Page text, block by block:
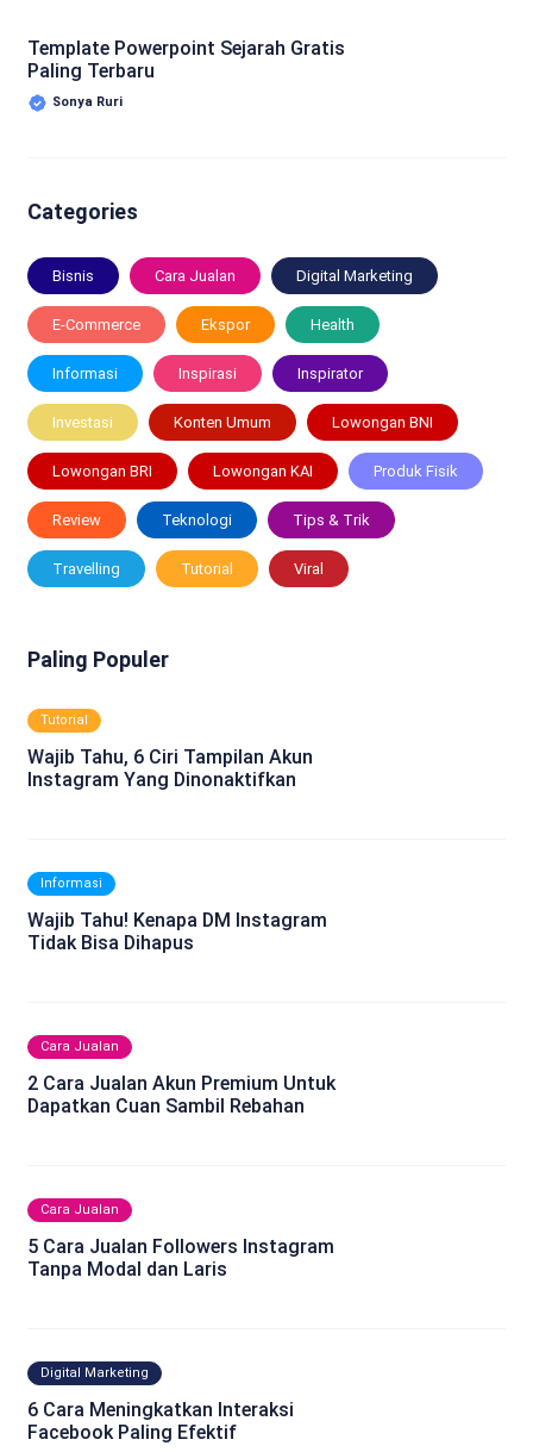
Template Powerpoint Sejarah Gratis
Paling Terbaru
Sonya Ruri
Categories
Bisnis Cara Jualan Digital Marketing
E-Commerce Ekspor Health
Informasi Inspirasi Inspirator
Investasi Konten Umum Lowongan BNI
Lowongan BRI Lowongan KAI Produk Fisik
Review Teknologi Tips & Trik
Travelling Tutorial Viral
Paling Populer
Tutorial
Wajib Tahu, 6 Ciri Tampilan Akun
Instagram Yang Dinonaktifkan
Informasi
Wajib Tahu! Kenapa DM Instagram
Tidak Bisa Dihapus
Cara Jualan
2 Cara Jualan Akun Premium Untuk
Dapatkan Cuan Sambil Rebahan
Cara Jualan
5 Cara Jualan Followers Instagram
Tanpa Modal dan Laris
Digital Marketing
6 Cara Meningkatkan Interaksi
Facebook Paling Efektif